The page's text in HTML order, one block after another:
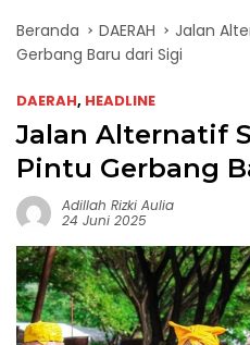
Beranda DAERAH
Jalan
Gerbang Baru dari Sigi
DAERAH, HEADLINE
Jalan Alternatif
Pintu Gerbang
Adillah Rizki Aulia
24 Juni 2025